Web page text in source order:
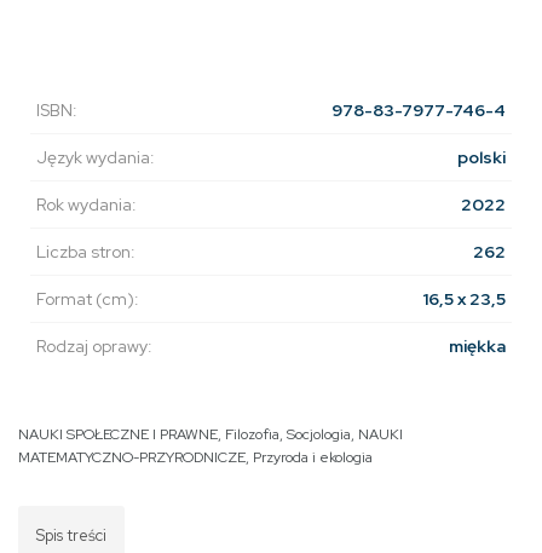
ISBN: 978-83-7977-746-4
Język wydania: polski
Rok wydania: 2022
Liczba stron: 262
Format (cm): 16,5 x 23,5
Rodzaj oprawy: miękka
NAUKI SPOŁECZNE I PRAWNE, Filozofia, Socjologia, NAUKI
MATEMATYCZNO-PRZYRODNICZE, Przyroda i ekologia
Spis treści